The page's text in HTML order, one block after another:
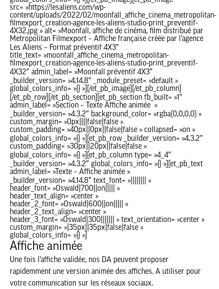
src= »https://lesaliens.com/wp-
content/uploads/2022/02/moonfall_affiche_cinema_metropolitan-
filmexport_creation-agence-les-aliens-studio-print_preventif-
4X32.jpg » alt= »Moonfall, affiche de cinéma, film distribué par
Metropolitan Filmexport – Affiche française créée par l’agence
Les Aliens – Format préventif 4X3″
title_text= »moonfall_affiche_cinema_metropolitan-
filmexport_creation-agence-les-aliens-studio-print_preventif-
4X32″ admin_label= »Moonfall préventif 4X3″
_builder_version= »4.14.8″ _module_preset= »default »
global_colors_info= »{} »][/et_pb_image][/et_pb_column]
[/et_pb_row][/et_pb_section][et_pb_section fb_built= »1″
admin_label= »Section – Texte Affiche animée »
_builder_version= »4.3.2″ background_color= »rgba(0,0,0,0) »
custom_margin= »0px||||false|false »
custom_padding= »40px||0px||false|false » collapsed= »on »
global_colors_info= »{} »][et_pb_row _builder_version= »4.3.2″
custom_padding= »30px||20px||false|false »
global_colors_info= »{} »][et_pb_column type= »4_4″
_builder_version= »4.3.2″ global_colors_info= »{} »][et_pb_text
admin_label= »Texte – Affiche animée »
_builder_version= »4.14.8″ text_font= »|||||||| »
header_font= »Oswald|700||on||||| »
header_text_align= »center »
header_2_font= »Oswald|600||on||||| »
header_2_text_align= »center »
header_3_font= »Oswald|300||||||| » text_orientation= »center »
custom_margin= »|35px||35px|false|false »
global_colors_info= »{} »]
Affiche animée
Une fois l’affiche validée, nos DA peuvent proposer
rapidemment une version animée des affiches. A utiliser pour
votre communication sur les réseaux sociaux.